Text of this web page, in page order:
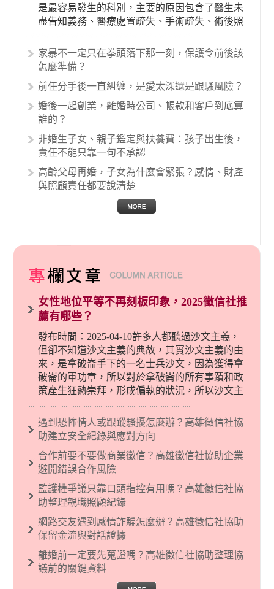
是最容易發生的科別，主要的原因包含了醫生未
盡告知義務、醫療處置疏失、手術疏失、術後照
顧失當、醫療費用的收取。雖然醫學進步，但醫
生與病患之間引起的糾紛還是經常發生。很多案
例中最後都走向訴訟流程，我們如果不幸遇到相
的內容其實非常多，有些案例…
家暴不一定只在拳頭落下那一刻，保護令前後該
怎麼準備？
前任分手後一直糾纏，是愛太深還是跟騷風險？
婚後一起創業，離婚時公司、帳款和客戶到底算
誰的？
非婚生子女、親子鑑定與扶養費：孩子出生後，
責任不能只靠一句不承認
高齡父母再婚，子女為什麼會緊張？感情、財產
與照顧責任都要說清楚
女性地位平等不再刻板印象，2025徵信社推
薦有哪些？
發布時間：2025-04-10許多人都聽過沙文主義，
但卻不知道沙文主義的典故，其實沙文主義的由
來，是拿破崙手下的一名士兵沙文，因為獲得拿
破崙的軍功章，所以對於拿破崙的所有事蹟和政
策產生狂熱崇拜，形成偏執的狀況，所以沙文主
義後來就被拿來暗指偏見和歧視，而且有沙文主
義傾向的人，通常對於自己的國家和民族有超強
烈的卓越感，因而瞧不起其他國家的人，所以沙
現了男性沙文…
遇到恐怖情人或跟蹤騷擾怎麼辦？高雄徵信社協
助建立安全紀錄與應對方向
合作前要不要做商業徵信？高雄徵信社協助企業
避開錯誤合作風險
監護權爭議只靠口頭指控有用嗎？高雄徵信社協
助整理親職照顧紀錄
網路交友遇到感情詐騙怎麼辦？高雄徵信社協助
保留金流與對話證據
離婚前一定要先蒐證嗎？高雄徵信社協助整理協
議前的關鍵資料